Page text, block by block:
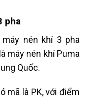
pha
nén khí 3 pha
máy nén khí Puma
Quốc.
mã là PK, với điểm